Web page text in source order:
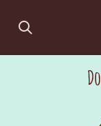
Hauptinhalt